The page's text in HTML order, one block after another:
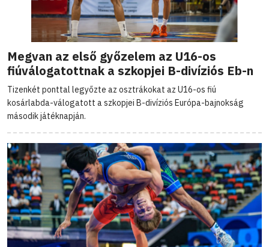
Megvan az első győzelem az U16-os
fiúválogatottnak a szkopjei B-divíziós Eb-n
Tizenkét ponttal legyőzte az osztrákokat az U16-os fiú
kosárlabda-válogatott a szkopjei B-divíziós Európa-bajnokság
második játéknapján.